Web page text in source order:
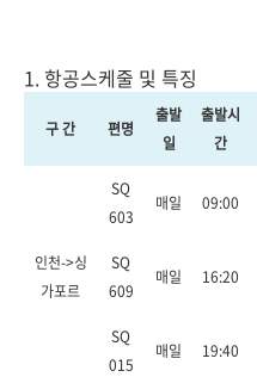
1. 항공스케줄 및 특징
구 간 편명
출발
일
출발시
간
인천->싱
가포르
SQ
603
매일 09:00
SQ
609
매일 16:20
SQ
015
매일 19:40